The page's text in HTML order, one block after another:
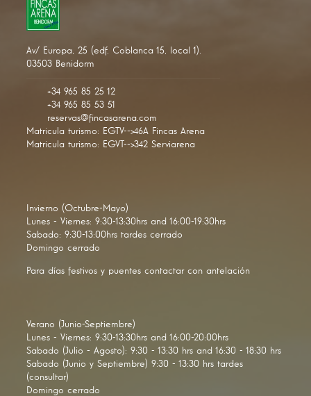
Av/ Europa, 25 (edf. Coblanca 15, local 1).
03503 Benidorm
+34 965 85 25 12
+34 965 85 53 51
reservas@fincasarena.com
Matricula turismo: EGTV-->46A Fincas Arena
Matricula turismo: EGVT-->342 Serviarena
Invierno (Octubre-Mayo)
Lunes - Viernes: 9:30-13:30hrs and 16:00-19:30hrs
Sabado: 9:30-13:00hrs tardes cerrado
Domingo cerrado
Para días festivos y puentes contactar con antelación
Verano (Junio-Septiembre)
Lunes - Viernes: 9:30-13:30hrs and 16:00-20:00hrs
Sabado (Julio - Agosto): 9:30 - 13:30 hrs and 16:30 - 18:30 hrs
Sabado (Junio y Septiembre) 9:30 - 13:30 hrs tardes
(consultar)
Domingo cerrado